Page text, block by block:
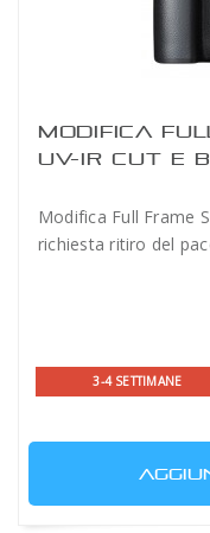
MODIFICA
UV-IR CUT E
Modifica Full Frame
richiesta ritiro del
3-4 SETTIMANE